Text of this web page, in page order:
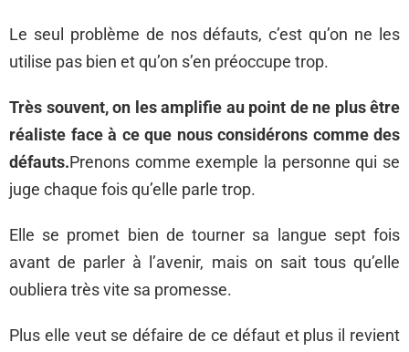
Le seul problème de nos défauts, c’est qu’on ne les
utilise pas bien et qu’on s’en préoccupe trop.
Très souvent, on les amplifie au point de ne plus être
réaliste face à ce que nous considérons comme des
défauts.Prenons comme exemple la personne qui se
juge chaque fois qu’elle parle trop.
Elle se promet bien de tourner sa langue sept fois
avant de parler à l’avenir, mais on sait tous qu’elle
oubliera très vite sa promesse.
Plus elle veut se défaire de ce défaut et plus il revient